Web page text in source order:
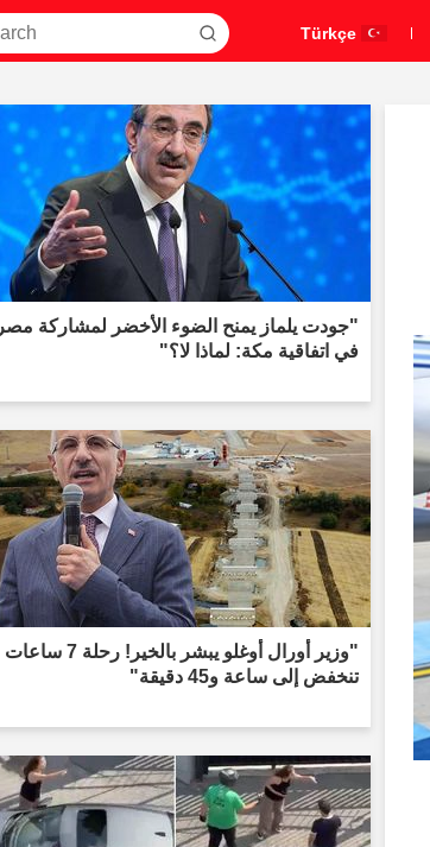
"جودت يلماز يمنح الضوء الأخضر لمشاركة مصر
في اتفاقية مكة: لماذا لا؟"
"وزير أورال أوغلو يبشر بالخير! رحلة 7 ساعات
تنخفض إلى ساعة و45 دقيقة"